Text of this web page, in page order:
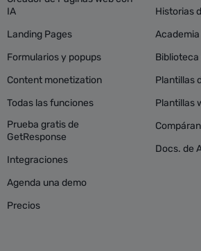
IA
Landing Pages
Formularios y popups
Content monetization
Todas las funciones
Prueba gratis de
GetResponse
Integraciones
Agenda una demo
Precios
Historias
Biblioteca
Plantillas
Plantillas
Docs. de